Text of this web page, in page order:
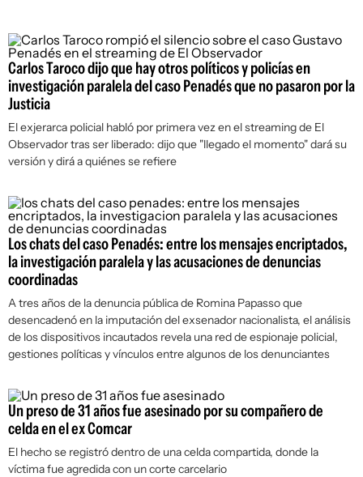
Carlos Taroco dijo que hay otros políticos y policías en
investigación paralela del caso Penadés que no pasaron por la
Justicia
El exjerarca policial habló por primera vez en el streaming de El
Observadortras ser liberado: dijo que "llegado el momento" dará su
versión y dirá a quiénes se refiere
Los chats del caso Penadés: entre los mensajes encriptados,
la investigación paralela y las acusaciones de denuncias
coordinadas
A tres años de la denuncia pública de Romina Papasso que
desencadenó en la imputación del exsenador nacionalista, el análisis
de los dispositivos incautados revela una red de espionaje policial,
gestiones políticas y vínculos entre algunos de los denunciantes
Un preso de 31 años fue asesinado por su compañero de
celda en el ex Comcar
El hecho se registró dentro de una celda compartida, donde la
víctima fue agredida con un corte carcelario